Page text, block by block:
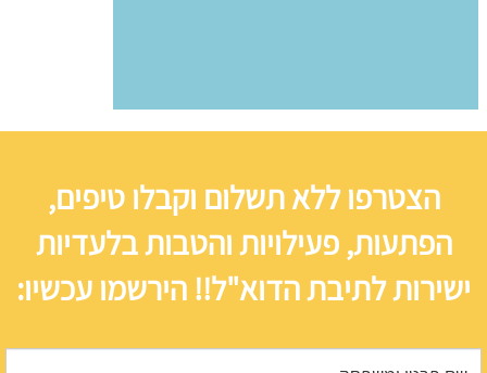
הצטרפו ללא תשלום וקבלו טיפים,
הפתעות, פעילויות והטבות בלעדיות
ישירות לתיבת הדוא"ל!! הירשמו עכשיו: